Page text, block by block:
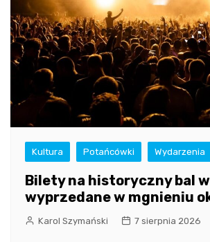
Kultura Potańcówki Wydarzenia
Bilety na historyczny bal
wyprzedane w mgnieniu
Karol Szymański 7 sierpnia 2026